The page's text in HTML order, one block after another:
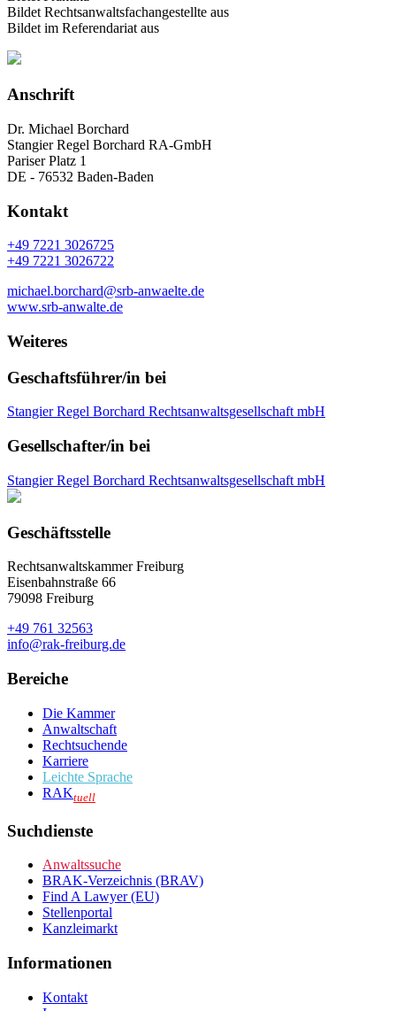
Bildet Rechtsanwaltsfachangestellte aus
Bildet im Referendariat aus
Anschrift
Dr. Michael Borchard
Stangier Regel Borchard RA-GmbH
Pariser Platz 1
DE - 76532 Baden-Baden
Kontakt
+49 7221 3026725
+49 7221 3026722
michael.borchard@srb-anwaelte.de
www.srb-anwalte.de
Weiteres
Geschaftsführer/in bei
Stangier Regel Borchard Rechtsanwaltsgesellschaft mbH
Gesellschafter/in bei
Stangier Regel Borchard Rechtsanwaltsgesellschaft mbH
Geschäftsstelle
Rechtsanwaltskammer Freiburg
Eisenbahnstraße 66
79098 Freiburg
+49 761 32563
info@rak-freiburg.de
Bereiche
Die Kammer
Anwaltschaft
Rechtsuchende
Karriere
Leichte Sprache
RAKtuell
Suchdienste
Anwaltssuche
BRAK-Verzeichnis (BRAV)
Find A Lawyer (EU)
Stellenportal
Kanzleimarkt
Informationen
Kontakt